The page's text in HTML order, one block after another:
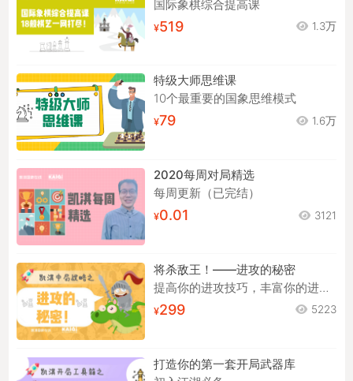
国际象棋综合提高课
519 1.3万
特级大师思维课
10个最重要的国象思维模式
79 1.6万
2020每周对局精选
每周更新（已完结）
0.01 3121
将杀敌王！——进攻的秘密
提高你的进攻技巧，丰富你的进攻手段！
299 5223
打造你的第一套开局武器库